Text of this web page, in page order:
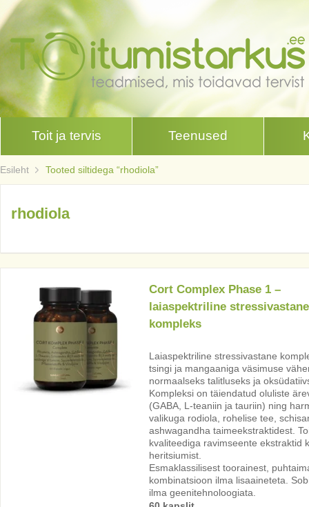
Toit ja tervis Teenused
Esileht Tooted siltidega “rhodiola”
rhodiola
Cort Complex Phase 1 –
laiaspektriline stressivastane
kompleks
Laiaspektriline stressivastane
tsingi ja mangaaniga väsimuse
normaalseks talitluseks ja
Kompleksi on täiendatud oluliste
(GABA, L-teaniin ja tauriin) ning
valikuga rodiola, rohelise tee,
ashwagandha taimeekstraktidest.
kvaliteediga ravimseente ekstraktid
heritsiumist.
Esmaklassilisest toorainest,
kombinatsioon ilma lisaaineteta.
ilma geenitehnoloogiata.